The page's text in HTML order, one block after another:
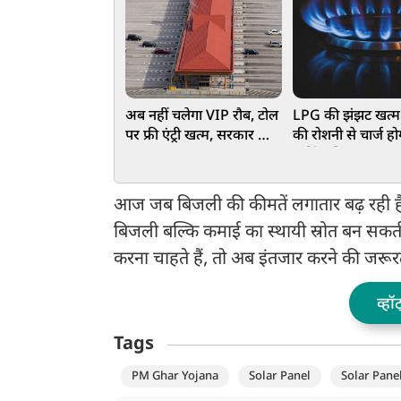
अब नहीं चलेगा VIP रौब, टोल
पर फ्री एंट्री खत्म, सरकार का
LPG की झंझट
की रोशनी से चार्ज
नहीं रात में भी कर
इस्तेमाल
आज जब बिजली की कीमतें लगातार बढ़
बिजली बल्कि कमाई का स्थायी स्रोत बन
करना चाहते हैं, तो अब इंतजार करने की
Tags
PM Ghar Yojana Solar Panel Solar